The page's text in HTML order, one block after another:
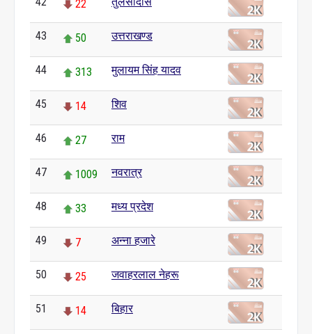
22
43 50 उत्तराखण्ड
44 313 मुलायम सिंह यादव
45 14 शिव
46 27 राम
47 1009 नवरात्र
48 33 मध्य प्रदेश
49 7 अन्ना हजारे
50 25 जवाहरलाल नेहरू
51 14 बिहार